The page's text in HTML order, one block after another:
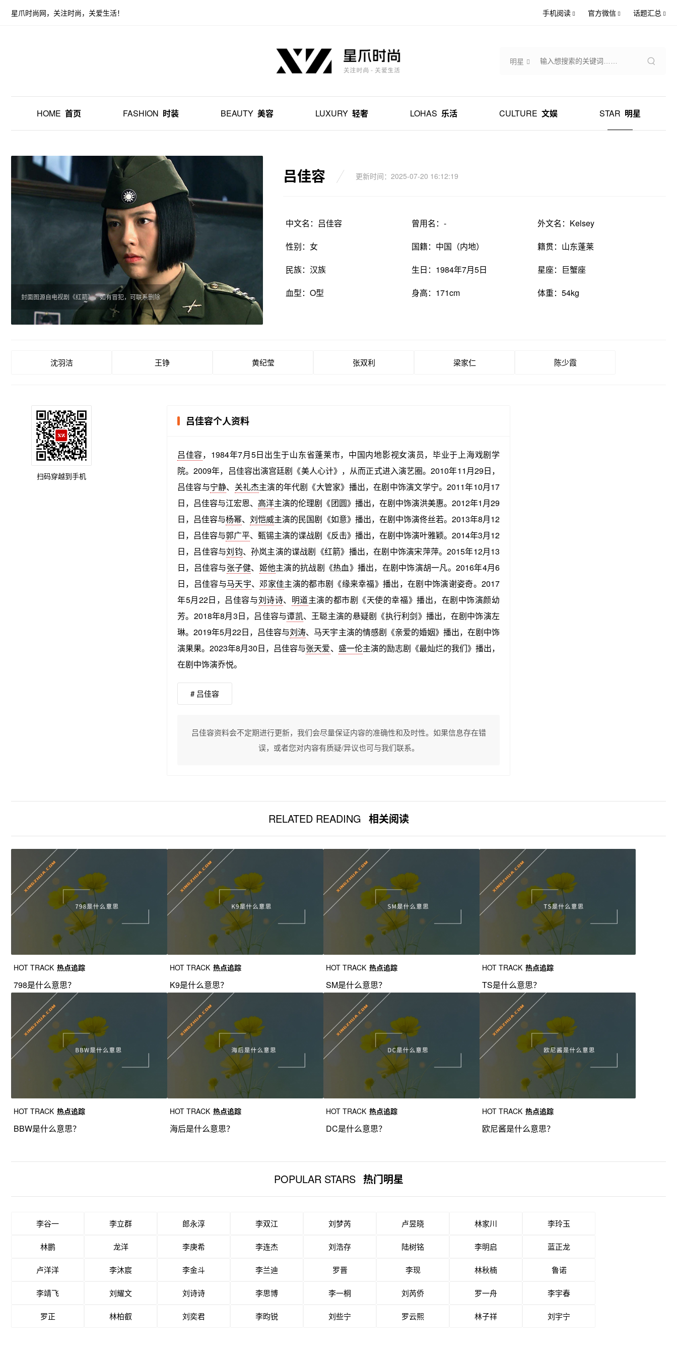
星爪时尚网，关注时尚，关爱生活！ 手机阅读 官方微信 话题汇总
明星
HOME 首页 FASHION 时装 BEAUTY 美容 LUXURY 轻奢 LOHAS 乐活 CULTURE 文娱 STAR 明星
封面图源自电视剧《红箭》，如有冒犯，可联系删除
吕佳容 更新时间：2025-07-20 16:12:19
中文名：吕佳容 曾用名：-
外文名：Kelsey
性别：女
国籍：中国（内地）
籍贯：山东蓬莱
民族：汉族
生日：1984年7月5日
星座：巨蟹座
血型：O型
身高：171cm 体重：54kg
沈羽洁 王铮 黄纪莹 张双利 梁家仁 陈少霞
吕佳容个人资料
吕佳容，1984年7月5日出生于山东省蓬莱市，中国内地影视女演员，毕业于上海戏剧学
院。2009年，吕佳容出演宫廷剧《美人心计》，从而正式进入演艺圈。2010年11月29日，
吕佳容与宁静、 关礼杰主演的年代剧《大管家》播出，在剧中饰演文学宁。2011年10月17
日，吕佳容与江宏恩、 高洋主演的伦理剧《团圆》播出，在剧中饰演洪美惠。2012年1月29
日，吕佳容与杨幂、刘恺威主演的民国剧《如意》播出，在剧中饰演佟丝若。2013年8月12
日，吕佳容与郭广平、甄锡主演的谍战剧《反击》播出，在剧中饰演叶雅颖。2014年3月12
日，吕佳容与刘钧、孙岚主演的谍战剧《红箭》播出，在剧中饰演宋萍萍。2015年12月13
日，吕佳容与张子健、 姬他主演的抗战剧《热血》播出，在剧中饰演胡一凡。2016年4月6
日，吕佳容与马天宇、邓家佳主演的都市剧《缘来幸福》播出，在剧中饰演谢姿奇。2017
年5月22日，吕佳容与刘诗诗、 明道主演的都市剧《天使的幸福》播出，在剧中饰演颜幼
芳。2018年8月3日，吕佳容与谭凯、王聪主演的悬疑剧《执行利剑》播出，在剧中饰演左
琳。2019年5月22日，吕佳容与刘涛、马天宇主演的情感剧《亲爱的婚姻》播出，在剧中饰
演果果。2023年8月30日，吕佳容与张天爱、 盛一伦主演的励志剧《最灿烂的我们》播出，
在剧中饰演乔悦。
# 吕佳容
吕佳容资料会不定期进行更新，我们会尽量保证内容的准确性和及时性。如果信息存在错
误，或者您对内容有质疑/异议也可与我们联系。
扫码穿越到手机
RELATED READING 相关阅读
HOT TRACK 热点追踪
798是什么意思？
HOT TRACK 热点追踪
K9是什么意思？
HOT TRACK 热点追踪
SM是什么意思？
HOT TRACK 热点追踪
TS是什么意思？
HOT TRACK 热点追踪
BBW是什么意思？
HOT TRACK 热点追踪
海后是什么意思？
HOT TRACK 热点追踪
DC是什么意思？
HOT TRACK 热点追踪
欧尼酱是什么意思？
POPULAR STARS 热门明星
李谷一 李立群 郎永淳 李双江 刘梦芮 卢昱晓 林家川 李玲玉
林鹏 龙洋 李庚希 李连杰 刘浩存 陆树铭 李明启 蓝正龙
卢洋洋 李沐宸 李金斗 李兰迪 罗晋 李现 林秋楠 鲁诺
李靖飞 刘耀文 刘诗诗 李思博 李一桐 刘芮侨 罗一舟 李宇春
罗正 林柏叡 刘奕君 李昀锐 刘些宁 罗云熙 林子祥 刘宇宁